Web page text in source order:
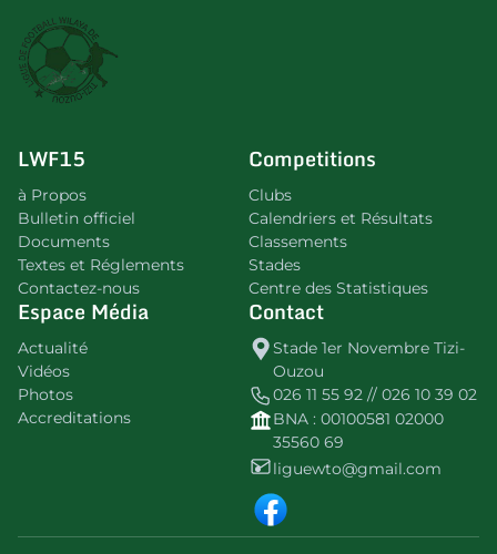
LWF15
à Propos
Bulletin officiel
Documents
Textes et Réglements
Contactez-nous
Competitions
Clubs
Calendriers et Résultats
Classements
Stades
Centre des Statistiques
Espace Média
Actualité
Vidéos
Photos
Accreditations
Contact
Stade 1er Novembre Tizi-
Ouzou
026 11 55 92 // 026 10 39 02
BNA : 00100581 02000
35560 69
liguewto@gmail.com